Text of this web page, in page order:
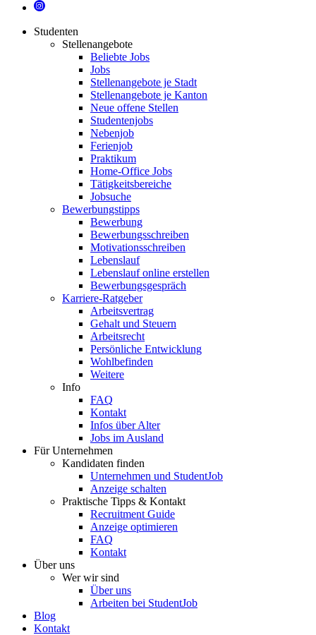
Studenten
Stellenangebote
Beliebte Jobs
Jobs
Stellenangebote je Stadt
Stellenangebote je Kanton
Neue offene Stellen
Studentenjobs
Nebenjob
Ferienjob
Praktikum
Home-Office Jobs
Tätigkeitsbereiche
Jobsuche
Bewerbungstipps
Bewerbung
Bewerbungsschreiben
Motivationsschreiben
Lebenslauf
Lebenslauf online erstellen
Bewerbungsgespräch
Karriere-Ratgeber
Arbeitsvertrag
Gehalt und Steuern
Arbeitsrecht
Persönliche Entwicklung
Wohlbefinden
Weitere
Info
FAQ
Kontakt
Infos über Alter
Jobs im Ausland
Für Unternehmen
Kandidaten finden
Unternehmen und StudentJob
Anzeige schalten
Praktische Tipps & Kontakt
Recruitment Guide
Anzeige optimieren
FAQ
Kontakt
Über uns
Wer wir sind
Über uns
Arbeiten bei StudentJob
Blog
Kontakt